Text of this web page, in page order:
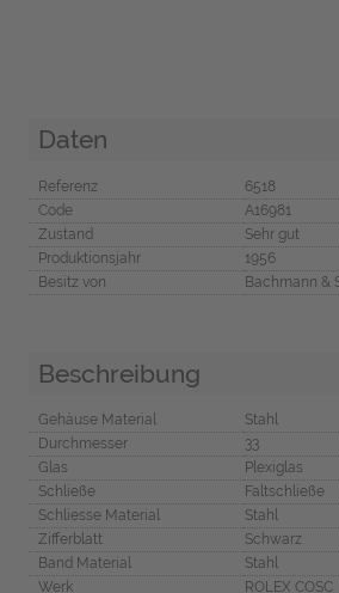
Daten
Referenz
6518
Code
A16981
Zustand
Sehr gut
Produktionsjahr
1956
Besitz von
Bachmann &
Beschreibung
Gehäuse Material
Stahl
Durchmesser
33
Glas
Plexiglas
Schließe
Faltschließe
Schliesse Material
Stahl
Zifferblatt
Schwarz
Band Material
Stahl
Werk
ROLEX COSC